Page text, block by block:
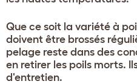
Que ce soit la variété à
doivent être brossés
pelage reste dans des
en retirer les poils morts.
d'entretien.